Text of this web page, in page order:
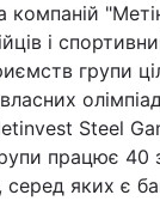
компаній
і
групи
Steel
працює 40
яких є